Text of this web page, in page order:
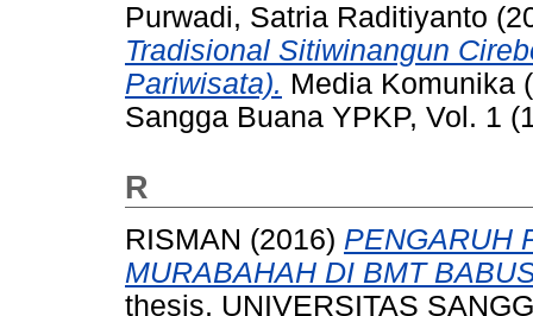
Purwadi, Satria Raditiyanto
Tradisional Sitiwinangun
Pariwisata). Media Komunika
Sangga Buana YPKP, Vol. 1
R
RISMAN (2016) PENGARUH
MURABAHAH DI BMT
thesis, UNIVERSITAS